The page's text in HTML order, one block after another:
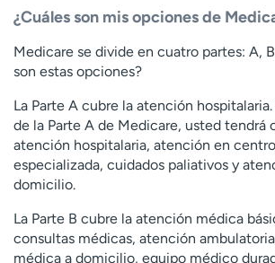
¿Cuáles son mis opciones de
Medicare se divide en cuatro partes: A,
son estas opciones?
La Parte A cubre la atención
de la Parte A de Medicare, usted tendrá
atención hospitalaria, atención en
especializada, cuidados paliativos y
domicilio.
La Parte B cubre la atención médica
consultas médicas, atención
médica a domicilio, equipo médico